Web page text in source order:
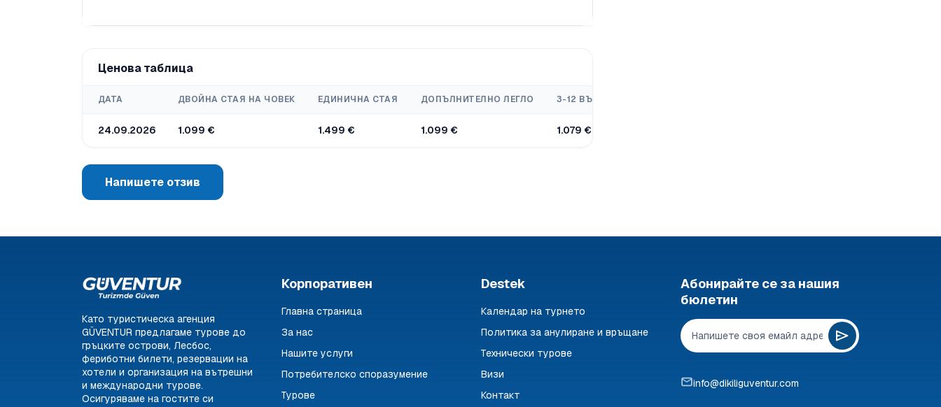
Ценова таблица
ДАТА ДВОЙНА СТАЯ НА ЧОВЕК ЕДИНИЧНА СТАЯ ДОПЪЛНИТЕЛНО ЛЕГЛО 3-12 ВЪЗРАСТ
24.09.2026 1.099 € 1.499 € 1.099 € 1.079 €
Напишете отзив
Като туристическа агенция
GÜVENTUR предлагаме турове до
гръцките острови, Лесбос,
фериботни билети, резервации на
хотели и организация на вътрешни
и международни турове.
Осигуряваме на гостите си
Корпоративен
Главна страница
За нас
Нашите услуги
Потребителско споразумение
Турове
Destek
Календар на турнето
Политика за анулиране и връщане
Технически турове
Визи
Контакт
Абонирайте се за нашия
бюлетин
info@dikiliguventur.com